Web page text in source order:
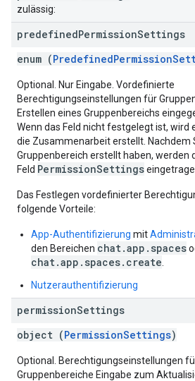
zulässig:
predefinedPermissionSettings
enum (
Optional. Nur Eingabe. Vordefinierte
Berechtigungseinstellungen für
Erstellen eines Gruppenbereichs
Wenn das Feld nicht festgelegt ist, wird
die Zusammenarbeit erstellt. Nachdem
Gruppenbereich erstellt haben, werden
Feld PermissionSettings
Das Festlegen vordefinierter
folgende Vorteile:
App-Authentifizierung mit
den Bereichen chat.app.spaces
chat.app.spaces.create
Nutzerauthentifizierung
permissionSettings
object (PermissionSettings)
Optional. Berechtigungseinstellungen
Gruppenbereiche Eingabe zum